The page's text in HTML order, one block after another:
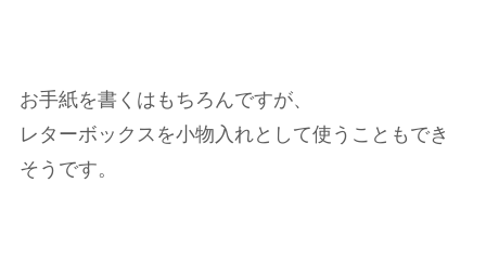
お手紙を書くはもちろんですが、
レターボックスを小物入れとして使うこともでき
そうです。